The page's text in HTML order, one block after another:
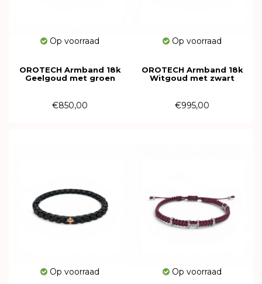
Op voorraad
OROTECH Armband 18k
Geelgoud met groen
€850,00
Op voorraad
OROTECH Armband 18k
Witgoud met zwart
€995,00
Op voorraad Op voorraad